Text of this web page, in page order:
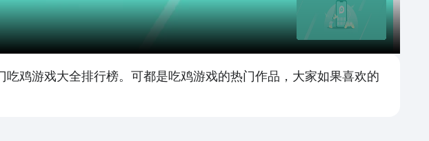
鸡游戏大全排行榜。可都是吃鸡游戏的热门作品，大家如果喜欢的